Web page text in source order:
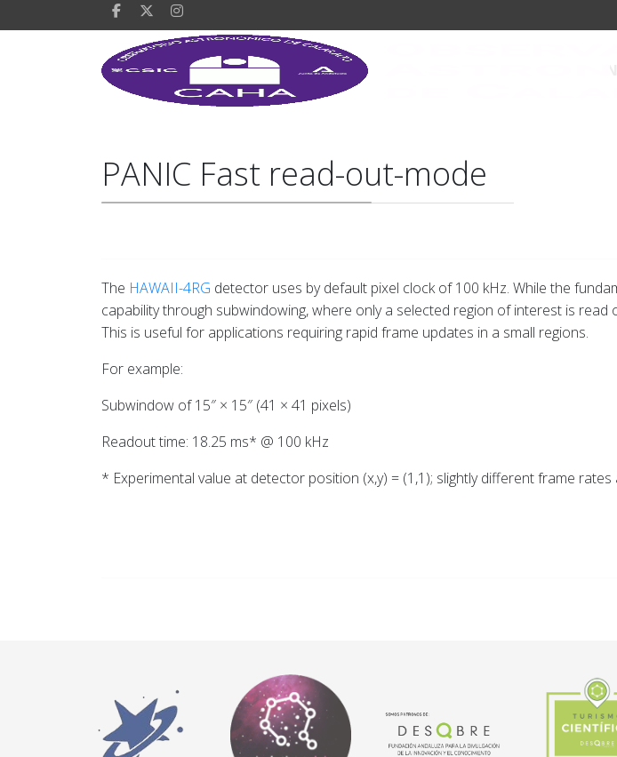
PANIC Fast read-out-mode
The HAWAII-4RG detector uses by default pixel clock of 100 kHz. While the
capability through subwindowing, where only a selected region of interest is
This is useful for applications requiring rapid frame updates in a small regions.
For example:
Subwindow of 15″ × 15″ (41 × 41 pixels)
Readout time: 18.25 ms* @ 100 kHz
* Experimental value at detector position (x,y) = (1,1); slightly different frame